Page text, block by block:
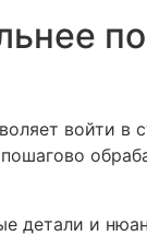
войти в
детали и